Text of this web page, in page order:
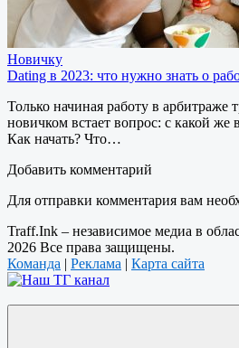
Новичку
Dating в 2023: что нужно знать о
Только начиная работу в арбитраже
новичком встает вопрос: с какой же
Как начать? Что…
Добавить комментарий
Для отправки комментария вам
Traff.Ink – независимое медиа в
2026 Все права защищены.
Команда | Реклама | Карта сайта